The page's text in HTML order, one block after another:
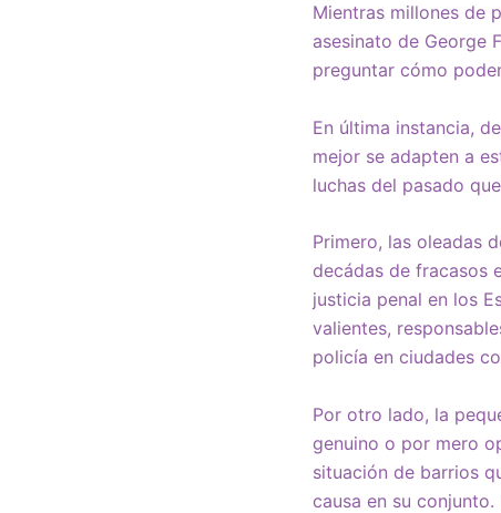
Mientras millones de
asesinato de George
preguntar cómo
En última instancia,
mejor se adapten a
luchas del pasado
Primero, las oleadas
decádas de fracasos
justicia penal en los
valientes,
policía en ciudades
Por otro lado, la
genuino o por mero
situación de barrios
causa en su